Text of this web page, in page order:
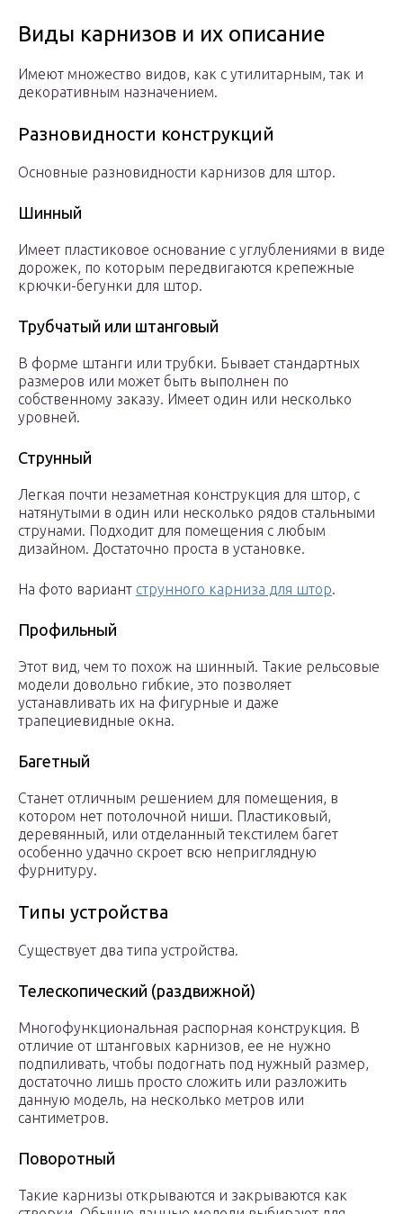
Виды карнизов и их описание
Имеют множество видов, как с утилитарным, так и
декоративным назначением.
Разновидности конструкций
Основные разновидности карнизов для штор.
Шинный
Имеет пластиковое основание с углублениями в виде
дорожек, по которым передвигаются крепежные
крючки-бегунки для штор.
Трубчатый или штанговый
В форме штанги или трубки. Бывает стандартных
размеров или может быть выполнен по
собственному заказу. Имеет один или несколько
уровней.
Струнный
Легкая почти незаметная конструкция для штор, с
натянутыми в один или несколько рядов стальными
струнами. Подходит для помещения с любым
дизайном. Достаточно проста в установке.
На фото вариант струнного карниза для штор.
Профильный
Этот вид, чем то похож на шинный. Такие рельсовые
модели довольно гибкие, это позволяет
устанавливать их на фигурные и даже
трапециевидные окна.
Багетный
Станет отличным решением для помещения, в
котором нет потолочной ниши. Пластиковый,
деревянный, или отделанный текстилем багет
особенно удачно скроет всю неприглядную
фурнитуру.
Типы устройства
Существует два типа устройства.
Телескопический (раздвижной)
Многофункциональная распорная конструкция. В
отличие от штанговых карнизов, ее не нужно
подпиливать, чтобы подогнать под нужный размер,
достаточно лишь просто сложить или разложить
данную модель, на несколько метров или
сантиметров.
Поворотный
Такие карнизы открываются и закрываются как